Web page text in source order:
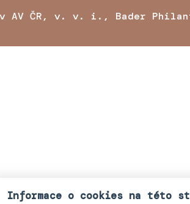
AV ČR, v. v. i., Bader
Informace o cookies na této